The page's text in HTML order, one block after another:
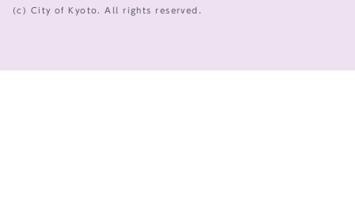
(c) City of Kyoto. All rights reserved.